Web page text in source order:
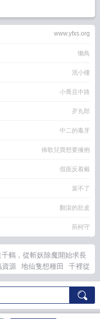
www.yfxs.org
懶鳥
泯小樓
小喬且中路
歹丸郎
中二的毒牙
佈歌兒寶想要擁抱
假面反着戴
裴不了
翻滾的肚皮
荊柯守
千鶴，從斬妖除魔開始求長
資源 地仙隻想種田
千裡從
！
我才是徒弟們的隨身老
重生七零：資本家小姐換
種田長生
恆火與狠活之主